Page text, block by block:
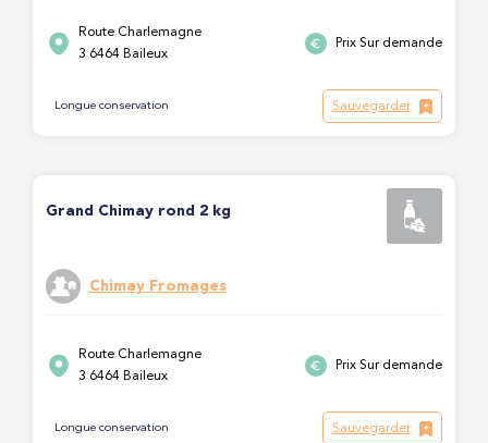
Route Charlemagne
3 6464 Baileux
Prix Sur demande
Longue conservation Sauvegarder
Grand Chimay rond 2 kg
Chimay Fromages
Route Charlemagne
3 6464 Baileux
Prix Sur demande
Longue conservation Sauvegarder